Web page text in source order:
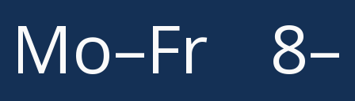
Mo–Fr 8–